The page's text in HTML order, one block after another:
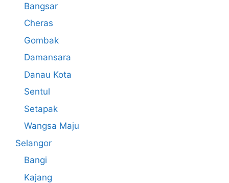
Bangsar
Cheras
Gombak
Damansara
Danau Kota
Sentul
Setapak
Wangsa Maju
Selangor
Bangi
Kajang